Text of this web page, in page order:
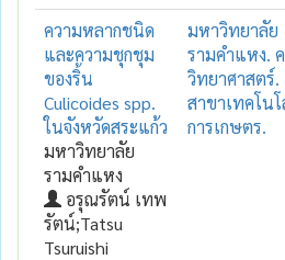
ความหลากชนิด
และความชุกชุม
ของริ้น
Culicoides spp.
ในจังหวัดสระแก้ว
มหาวิทยาลัย
รามคำแหง
อรุณรัตน์ เทพ
รัตน์;Tatsu
Tsuruishi
มหาวิทยาลัย
รามคำแหง.
วิทยาศาสตร์.
สาขาเทคโน
การเกษตร.